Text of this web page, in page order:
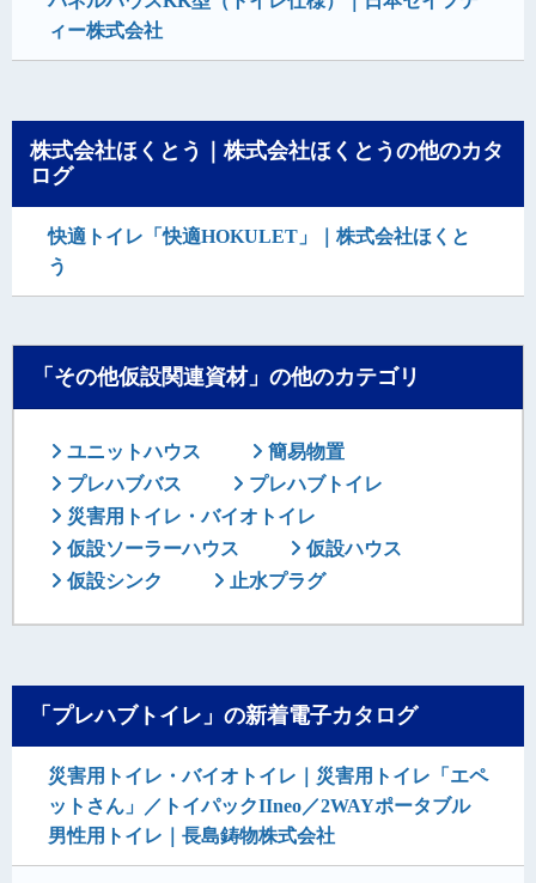
ィー株式会社
株式会社ほくとう｜株式会社ほくとうの他のカタ
ログ
快適トイレ「快適HOKULET」｜株式会社ほくと
う
「その他仮設関連資材」の他のカテゴリ
ユニットハウス
簡易物置
プレハブバス
プレハブトイレ
災害用トイレ・バイオトイレ
仮設ソーラーハウス
仮設ハウス
仮設シンク
止水プラグ
「プレハブトイレ」の新着電子カタログ
災害用トイレ・バイオトイレ｜災害用トイレ「エペ
ットさん」／トイパックIIneo／2WAYポータブル
男性用トイレ｜長島鋳物株式会社